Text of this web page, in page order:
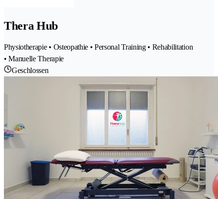
Thera Hub
Physiotherapie • Osteopathie • Personal Training • Rehabilitation
• Manuelle Therapie
Geschlossen